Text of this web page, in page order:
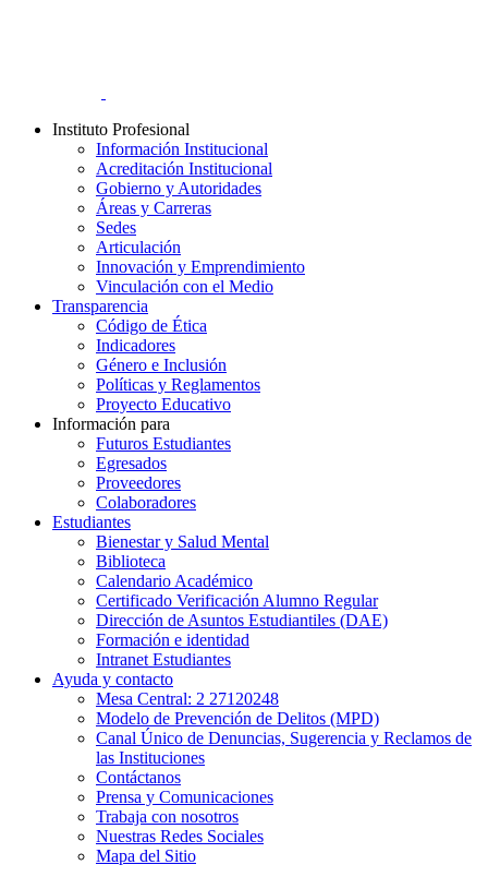
Instituto Profesional
Información Institucional
Acreditación Institucional
Gobierno y Autoridades​
Áreas y Carreras
Sedes
Articulación
Innovación y Emprendimiento
Vinculación con el Medio
Transparencia
Código de Ética
Indicadores
Género e Inclusión
Políticas y Reglamentos​
Proyecto Educativo
Información para
Futuros Estudiantes
Egresados
Proveedores
Colaboradores
Estudiantes
Bienestar y Salud Mental
Biblioteca
Calendario Académico
Certificado Verificación Alumno Regular
Dirección de Asuntos Estudiantiles (DAE)
Formación e identidad
Intranet Estudiantes
Ayuda y contacto
Mesa Central: 2 27120248
Modelo de Prevención de Delitos (MPD)
Canal Único de Denuncias, Sugerencia y Reclamos de
las Instituciones
Contáctanos
Prensa y Comunicaciones
Trabaja con nosotros
Nuestras Redes Sociales
Mapa del Sitio